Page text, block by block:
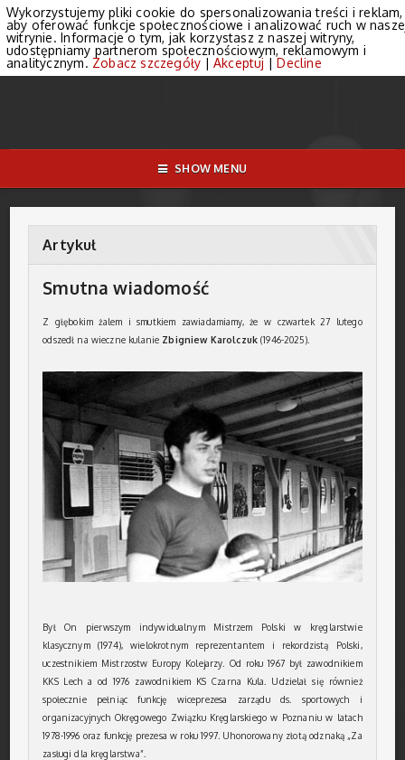
SHOW MENU
Artykuł
Smutna wiadomość
Z głębokim żalem i smutkiem zawiadamiamy, że w czwartek 27 lutego
odszedł na wieczne kulanie Zbigniew Karolczuk(1946-2025).
Był On pierwszym indywidualnym Mistrzem Polski w kręglarstwie
klasycznym (1974), wielokrotnym reprezentantem i rekordzistą Polski,
uczestnikiem Mistrzostw Europy Kolejarzy. Od roku 1967 był zawodnikiem
KKS Lech a od 1976 zawodnikiem KS Czarna Kula. Udzielał się również
społecznie pełniąc funkcję wiceprezesa zarządu ds. sportowych i
organizacyjnych Okręgowego Związku Kręglarskiego w Poznaniu w latach
1978-1996 oraz funkcję prezesa w roku 1997. Uhonorowany złotą odznaką „Za
zasługi dla kręglarstwa”.
Wykorzystujemy pliki cookie do spersonalizowania treści i reklam,
aby oferować funkcje społecznościowe i analizować ruch w
witrynie. Informacje o tym, jak korzystasz z naszej witryny,
udostępniamy partnerom społecznościowym, reklamowym i
analitycznym. Zobacz szczegóły | Akceptuj |Decline